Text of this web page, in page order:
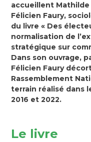
accueillent
Félicien Faury,
du livre « Des
normalisation de
stratégique sur
Dans son ouvrage,
Félicien Faury
Rassemblement
terrain réalisé dans
2016 et 2022.
Le livre